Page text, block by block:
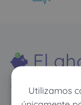
Utilizamos
El
con los